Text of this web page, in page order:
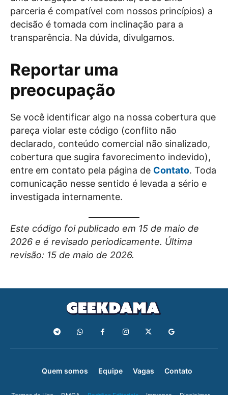
parceria é compatível com nossos princípios) a
decisão é tomada com inclinação para a
transparência. Na dúvida, divulgamos.
Reportar uma
preocupação
Se você identificar algo na nossa cobertura que
pareça violar este código (conflito não
declarado, conteúdo comercial não sinalizado,
cobertura que sugira favorecimento indevido),
entre em contato pela página de Contato. Toda
comunicação nesse sentido é levada a sério e
investigada internamente.
Este código foi publicado em 15 de maio de
2026 e é revisado periodicamente. Última
revisão: 15 de maio de 2026.
Quem somos Equipe Vagas Contato